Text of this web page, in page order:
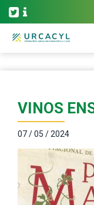
VINOS
07 / 05 / 2024